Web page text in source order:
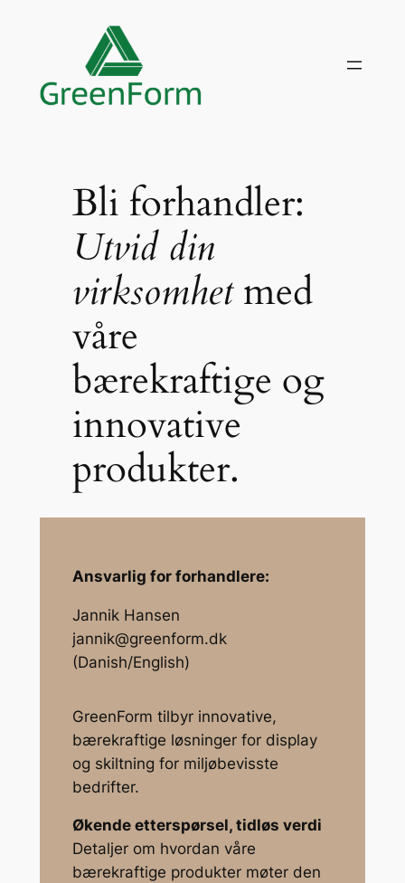
Bli forhandler:
Utvid din
virksomhetmed
våre
bærekraftige og
innovative
produkter.
Ansvarlig for forhandlere:
Jannik Hansen
jannik@greenform.dk
(Danish/English)
GreenForm tilbyr innovative,
bærekraftige løsninger for display
og skiltning for miljøbevisste
bedrifter.
Økende etterspørsel, tidløs verdi
Detaljer om hvordan våre
bærekraftige produkter møter den